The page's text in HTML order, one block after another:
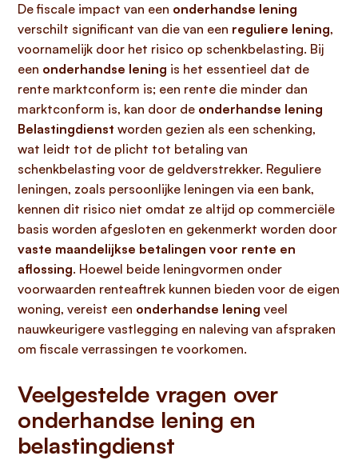
De fiscale impact van een onderhandse lening
verschilt significant van die van een reguliere lening,
voornamelijk door het risico op schenkbelasting. Bij
een onderhandse lening is het essentieel dat de
rente marktconform is; een rente die minder dan
marktconform is, kan door de onderhandse lening
Belastingdienst worden gezien als een schenking,
wat leidt tot de plicht tot betaling van
schenkbelasting voor de geldverstrekker. Reguliere
leningen, zoals persoonlijke leningen via een bank,
kennen dit risico niet omdat ze altijd op commerciële
basis worden afgesloten en gekenmerkt worden door
vaste maandelijkse betalingen voor rente en
aflossing. Hoewel beide leningvormen onder
voorwaarden renteaftrek kunnen bieden voor de eigen
woning, vereist een onderhandse lening veel
nauwkeurigere vastlegging en naleving van afspraken
om fiscale verrassingen te voorkomen.
Veelgestelde vragen over
onderhandse lening en
belastingdienst